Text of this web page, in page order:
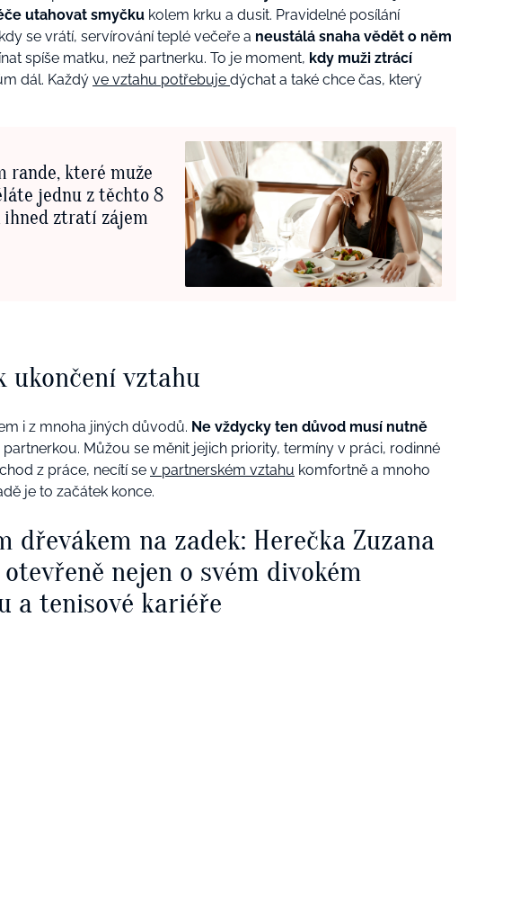
utahovat smyčku kolem krku a dusit. Pravidelné posílání
se vrátí, servírování teplé večeře a neustálá snaha vědět o něm
spíše matku, než partnerku. To je moment, kdy muži ztrácí
dál. Každý ve vztahu potřebuje dýchat a také chce čas, který
rande, které muže
jednu z těchto 8
ihned ztratí zájem
ukončení vztahu
i z mnoha jiných důvodů. Ne vždycky ten důvod musí nutně
partnerkou. Můžou se měnit jejich priority, termíny v práci, rodinné
z práce, necítí se v partnerském vztahu komfortně a mnoho
je to začátek konce.
dřevákem na zadek: Herečka Zuzana
nejen o svém divokém
a tenisové kariéře